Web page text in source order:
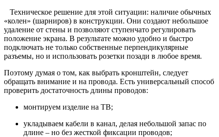
Техническое решение для этой ситуации: наличие обычных
«колен» (шарниров) в конструкции. Они создают небольшое
удаление от стены и позволяют ступенчато регулировать
положение экрана. В результате можно удобно и быстро
подключать не только собственные перпендикулярные
разъемы, но и использовать розетки позади в любое время.
Поэтому думая о том, как выбрать кронштейн, следует
обращать внимание и на провода. Есть универсальный способ
проверить достаточность длины проводов:
монтируем изделие на ТВ;
укладываем кабели в канал, делая небольшой запас по
длине – но без жесткой фиксации проводов;